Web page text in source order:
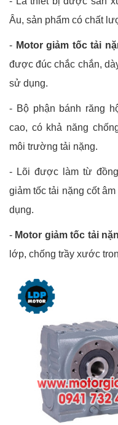
Âu, sản phẩm có chất
- Motor giảm tốc tải
được đúc chắc chắn,
sử dụng.
- Bộ phận bánh răng
cao, có khả năng
môi trường tải nặng.
- Lõi được làm từ
giảm tốc tải nặng cốt
dụng.
- Motor giảm tốc tải
lớp, chống trầy xước